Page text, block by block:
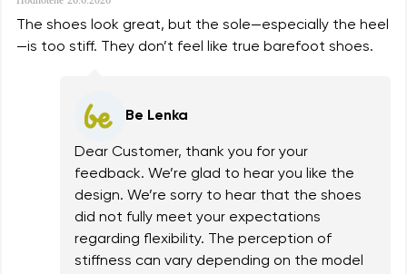
The shoes look great, but the sole—especially the heel
—is too stiff. They don’t feel like true barefoot shoes.
Be Lenka
Dear Customer, thank you for your
feedback. We’re glad to hear you like the
design. We’re sorry to hear that the shoes
did not fully meet your expectations
regarding flexibility. The perception of
stiffness can vary depending on the model